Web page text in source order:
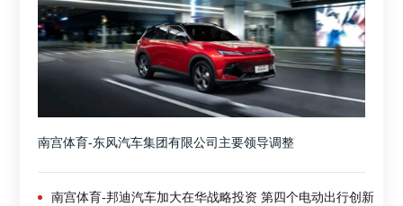
南宫体育-东风汽车集团有限公司主要领导调整
南宫体育-邦迪汽车加大在华战略投资 第四个电动出行创新